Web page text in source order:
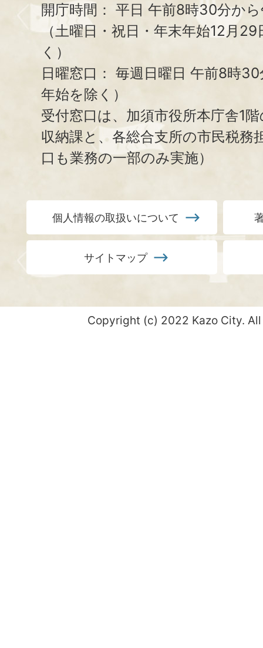
開庁時間： 平日 午前8時30分か
（土曜日・祝日・年末年始12月
く）
日曜窓口： 毎週日曜日 午前8時
年始を除く）
受付窓口は、加須市役所本庁舎1
収納課と、 各総合支所の市民税務
口も業務の一部のみ実施）
個人情報の取扱いについて
サイトマップ
Copyright (c) 2022 Kazo City.